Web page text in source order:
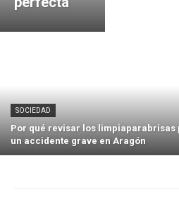
SOCIEDAD
Por qué revisar los limpiaparabrisas
un accidente grave en Aragón